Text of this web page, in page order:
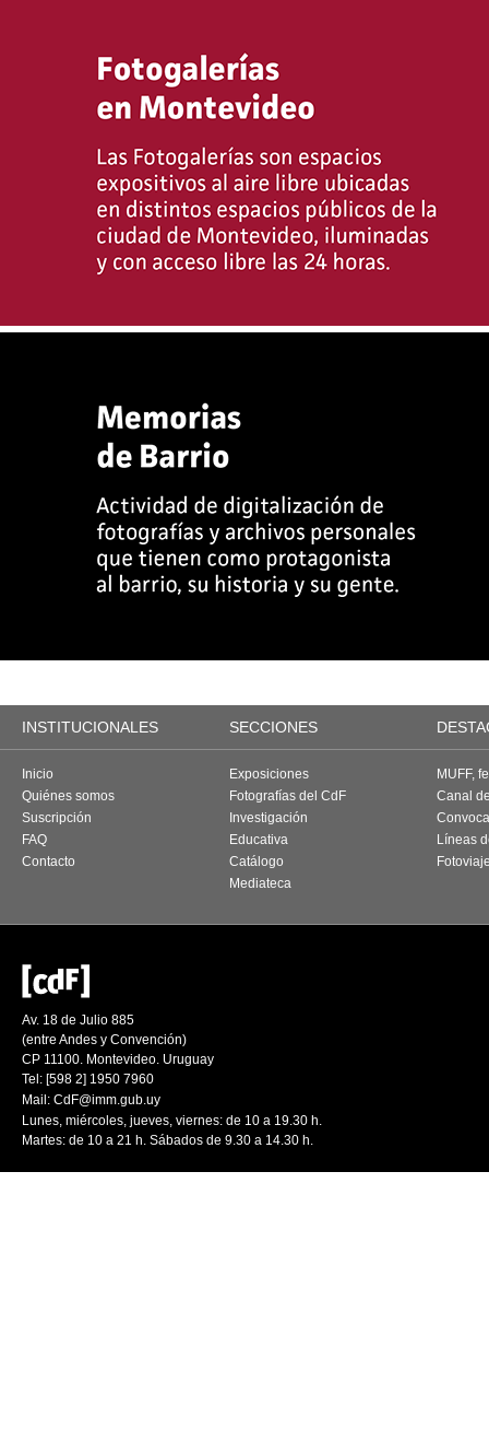
INSTITUCIONALES SECCIONES
Inicio
Quiénes somos
Suscripción
FAQ
Contacto
Exposiciones
Fotografías del CdF
Investigación
Educativa
Catálogo
Mediateca
MUFF,
Canal
Líneas
Av. 18 de Julio 885
(entre Andes y Convención)
CP 11100. Montevideo. Uruguay
Tel: [598 2] 1950 7960
Mail: CdF@imm.gub.uy
Lunes, miércoles, jueves, viernes: de 10 a 19.30 h.
Martes: de 10 a 21 h. Sábados de 9.30 a 14.30 h.